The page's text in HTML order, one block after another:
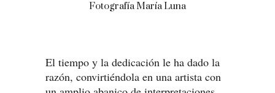
Fotografía María Luna
El tiempo y la dedicación le ha dado la
razón, convirtiéndola en una artista con